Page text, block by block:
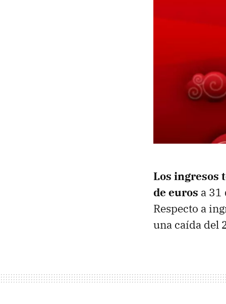
Los ingresos
de euros a 31
Respecto a
una caída del